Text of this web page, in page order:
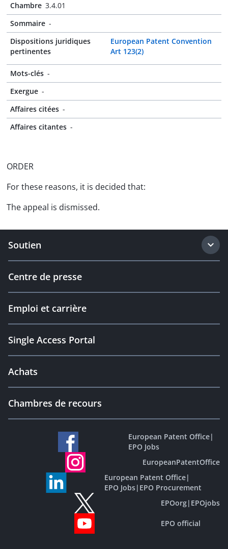
Chambre 3.4.01
Sommaire -
Dispositions juridiques
pertinentes
European Patent Convention
Art 123(2)
Mots-clés -
Exergue -
Affaires citées -
Affaires citantes -
ORDER
For these reasons, it is decided that:
The appeal is dismissed.
Soutien
Centre de presse
Emploi et carrière
Single Access Portal
Achats
Chambres de recours
European Patent Office|
EPO Jobs
EuropeanPatentOffice
European Patent Office|
EPO Jobs| EPO Procurement
EPOorg| EPOjobs
EPO official